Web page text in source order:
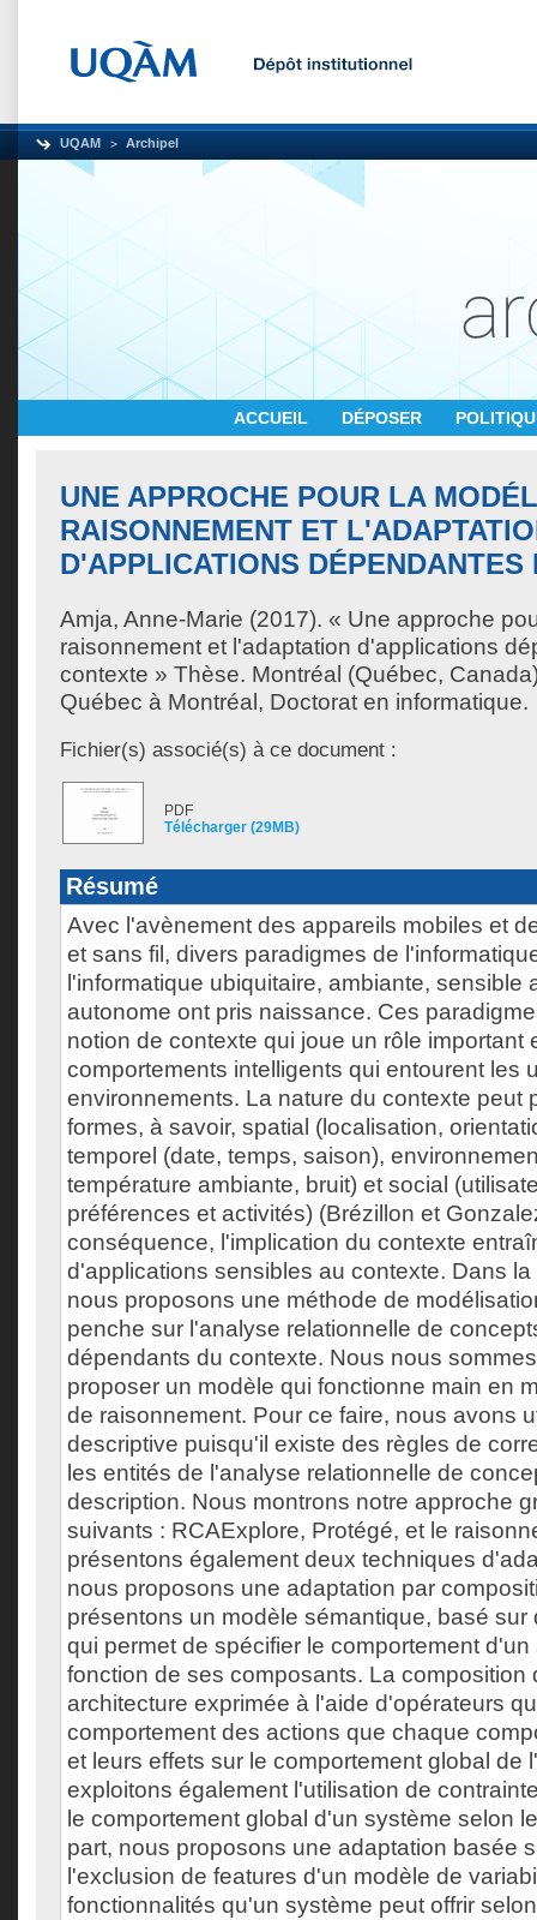
UQAM Archipel
ACCUEIL DÉPOSER
UNE APPROCHE POUR LA
RAISONNEMENT ET
D'APPLICATIONS DÉPENDANTES
Amja, Anne-Marie (2017). « Une approche
raisonnement et l'adaptation d'applications
contexte » Thèse. Montréal (Québec,
Québec à Montréal, Doctorat en informatique.
Fichier(s) associé(s) à ce document :
PDF
Télécharger (29MB)
Résumé
Avec l'avènement des appareils mobiles et
et sans fil, divers paradigmes de
l'informatique ubiquitaire, ambiante, sensible
autonome ont pris naissance. Ces
notion de contexte qui joue un rôle important
comportements intelligents qui entourent les
environnements. La nature du contexte peut
formes, à savoir, spatial (localisation,
temporel (date, temps, saison),
température ambiante, bruit) et social
préférences et activités) (Brézillon et
conséquence, l'implication du contexte
d'applications sensibles au contexte. Dans
nous proposons une méthode de
penche sur l'analyse relationnelle de
dépendants du contexte. Nous nous
proposer un modèle qui fonctionne main en
de raisonnement. Pour ce faire, nous avons
descriptive puisqu'il existe des règles de
les entités de l'analyse relationnelle de
description. Nous montrons notre approche
suivants : RCAExplore, Protégé, et le
présentons également deux techniques
nous proposons une adaptation par
présentons un modèle sémantique, basé sur
qui permet de spécifier le comportement
fonction de ses composants. La composition
architecture exprimée à l'aide d'opérateurs
comportement des actions que chaque
et leurs effets sur le comportement global de
exploitons également l'utilisation de
le comportement global d'un système selon
part, nous proposons une adaptation basée
l'exclusion de features d'un modèle de
fonctionnalités qu'un système peut offrir